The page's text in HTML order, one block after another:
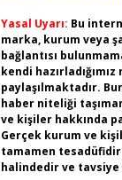
Yasal Uyarı: Bu
marka, kurum veya
bağlantısı
kendi
paylaşılmaktadır.
haber niteliği
ve kişiler hakkında
Gerçek kurum ve
tamamen
halindedir ve